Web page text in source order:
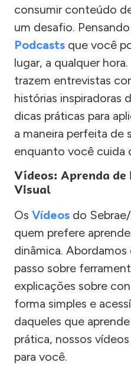
consumir conteúdo
um desafio.
Podcasts que você
lugar, a qualquer
trazem entrevistas
histórias inspiradoras
dicas práticas para
a maneira perfeita de
enquanto você cuida
Vídeos: Aprenda de
Visual
Os Vídeos do
quem prefere
dinâmica.
passo sobre
explicações sobre
forma simples e
daqueles que
prática, nossos
para você.